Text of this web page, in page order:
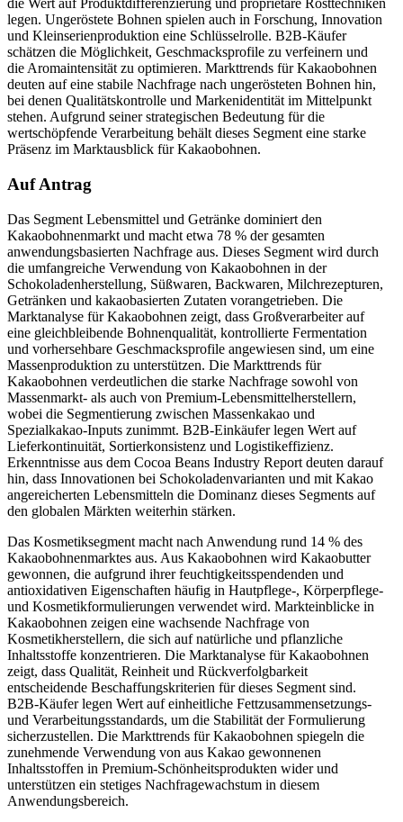
die Wert auf Produktdifferenzierung und proprietäre Rösttechniken
legen. Ungeröstete Bohnen spielen auch in Forschung, Innovation
und Kleinserienproduktion eine Schlüsselrolle. B2B-Käufer
schätzen die Möglichkeit, Geschmacksprofile zu verfeinern und
die Aromaintensität zu optimieren. Markttrends für Kakaobohnen
deuten auf eine stabile Nachfrage nach ungerösteten Bohnen hin,
bei denen Qualitätskontrolle und Markenidentität im Mittelpunkt
stehen. Aufgrund seiner strategischen Bedeutung für die
wertschöpfende Verarbeitung behält dieses Segment eine starke
Präsenz im Marktausblick für Kakaobohnen.
Auf Antrag
Das Segment Lebensmittel und Getränke dominiert den
Kakaobohnenmarkt und macht etwa 78 % der gesamten
anwendungsbasierten Nachfrage aus. Dieses Segment wird durch
die umfangreiche Verwendung von Kakaobohnen in der
Schokoladenherstellung, Süßwaren, Backwaren, Milchrezepturen,
Getränken und kakaobasierten Zutaten vorangetrieben. Die
Marktanalyse für Kakaobohnen zeigt, dass Großverarbeiter auf
eine gleichbleibende Bohnenqualität, kontrollierte Fermentation
und vorhersehbare Geschmacksprofile angewiesen sind, um eine
Massenproduktion zu unterstützen. Die Markttrends für
Kakaobohnen verdeutlichen die starke Nachfrage sowohl von
Massenmarkt- als auch von Premium-Lebensmittelherstellern,
wobei die Segmentierung zwischen Massenkakao und
Spezialkakao-Inputs zunimmt. B2B-Einkäufer legen Wert auf
Lieferkontinuität, Sortierkonsistenz und Logistikeffizienz.
Erkenntnisse aus dem Cocoa Beans Industry Report deuten darauf
hin, dass Innovationen bei Schokoladenvarianten und mit Kakao
angereicherten Lebensmitteln die Dominanz dieses Segments auf
den globalen Märkten weiterhin stärken.
Das Kosmetiksegment macht nach Anwendung rund 14 % des
Kakaobohnenmarktes aus. Aus Kakaobohnen wird Kakaobutter
gewonnen, die aufgrund ihrer feuchtigkeitsspendenden und
antioxidativen Eigenschaften häufig in Hautpflege-, Körperpflege-
und Kosmetikformulierungen verwendet wird. Markteinblicke in
Kakaobohnen zeigen eine wachsende Nachfrage von
Kosmetikherstellern, die sich auf natürliche und pflanzliche
Inhaltsstoffe konzentrieren. Die Marktanalyse für Kakaobohnen
zeigt, dass Qualität, Reinheit und Rückverfolgbarkeit
entscheidende Beschaffungskriterien für dieses Segment sind.
B2B-Käufer legen Wert auf einheitliche Fettzusammensetzungs-
und Verarbeitungsstandards, um die Stabilität der Formulierung
sicherzustellen. Die Markttrends für Kakaobohnen spiegeln die
zunehmende Verwendung von aus Kakao gewonnenen
Inhaltsstoffen in Premium-Schönheitsprodukten wider und
unterstützen ein stetiges Nachfragewachstum in diesem
Anwendungsbereich.